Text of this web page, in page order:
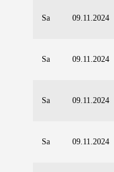
Sa 09.11.2024
Sa 09.11.2024
Sa 09.11.2024
Sa 09.11.2024